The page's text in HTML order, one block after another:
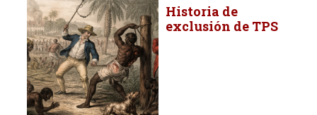
Historia de
exclusión de TPS